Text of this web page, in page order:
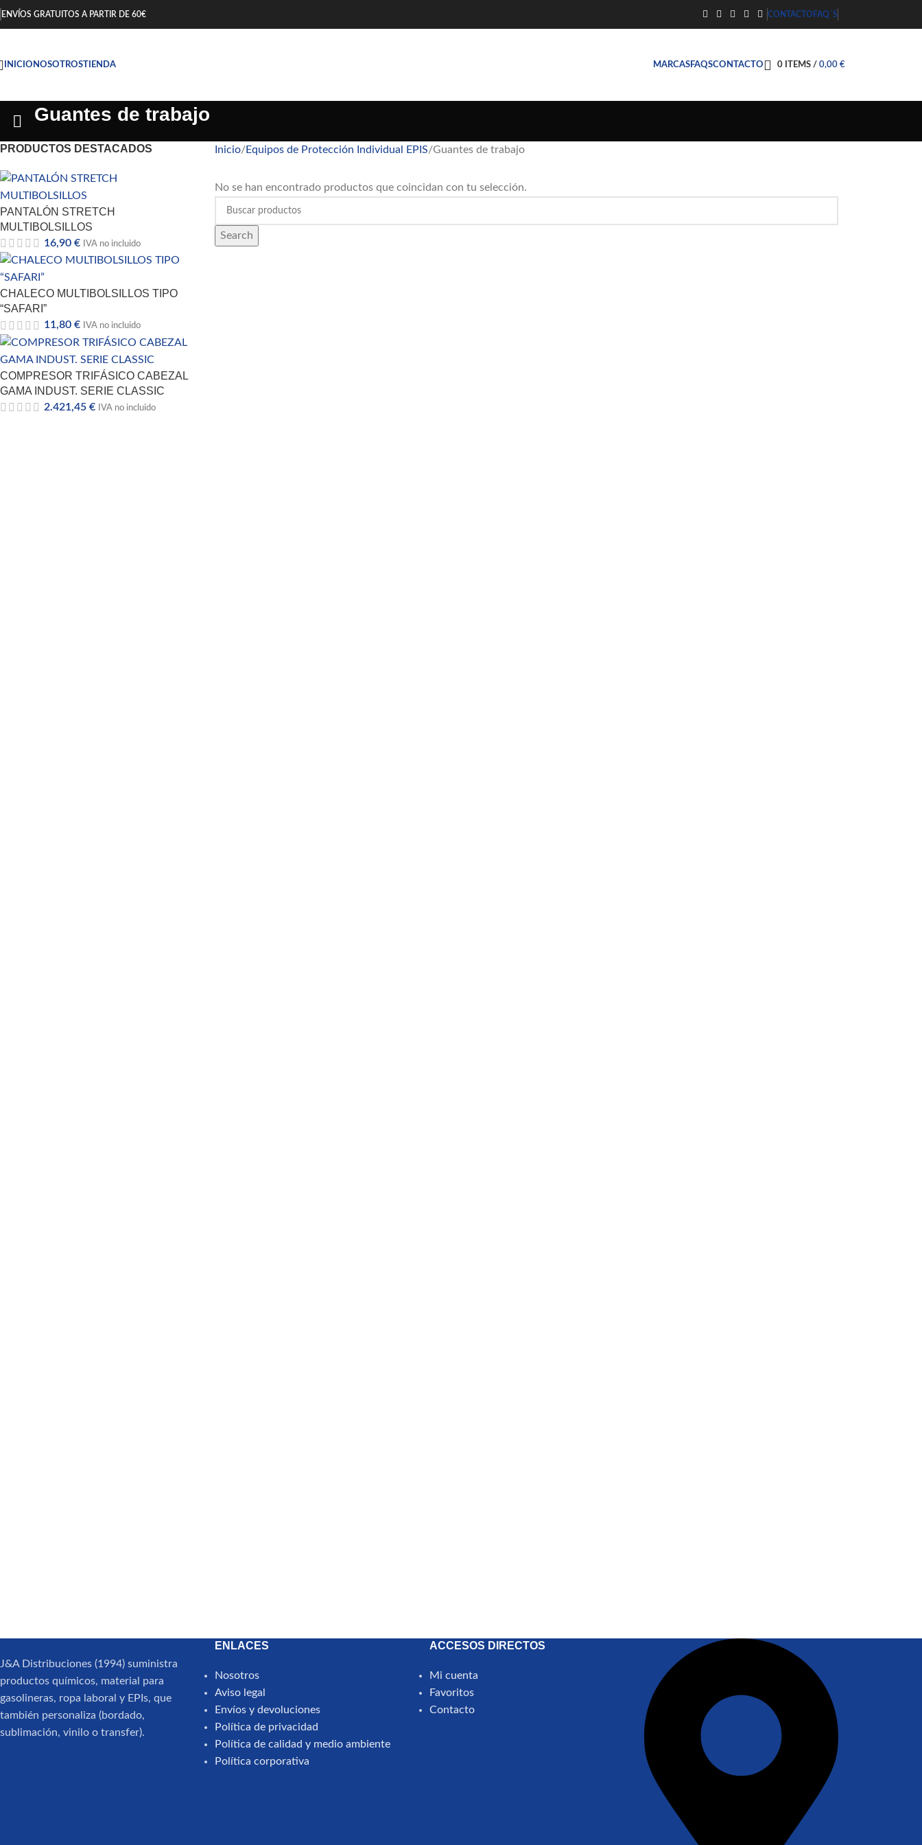
ENVÍOS GRATUITOS A PARTIR DE 60€ CONTACTO FAQ´S
INICIO NOSOTROSTIENDA MARCASFAQSCONTACTO 0 ITEMS / 0,00 €
Guantes de trabajo
PRODUCTOS DESTACADOS
PANTALÓN STRETCH
MULTIBOLSILLOS
16,90 € IVA no incluido
CHALECO MULTIBOLSILLOS TIPO
“SAFARI”
11,80 € IVA no incluido
COMPRESOR TRIFÁSICO CABEZAL
GAMA INDUST. SERIE CLASSIC
2.421,45 € IVA no incluido
Inicio Equipos de Protección Individual EPIS Guantes de trabajo
No se han encontrado productos que coincidan con tu selección.
Search
J&A Distribuciones (1994) suministra
productos químicos, material para
gasolineras, ropa laboral y EPIs, que
también personaliza (bordado,
sublimación, vinilo o transfer).
ENLACES
Nosotros
Aviso legal
Envíos y devoluciones
Política de privacidad
Política de calidad y medio ambiente
Política corporativa
ACCESOS DIRECTOS
Mi cuenta
Favoritos
Contacto